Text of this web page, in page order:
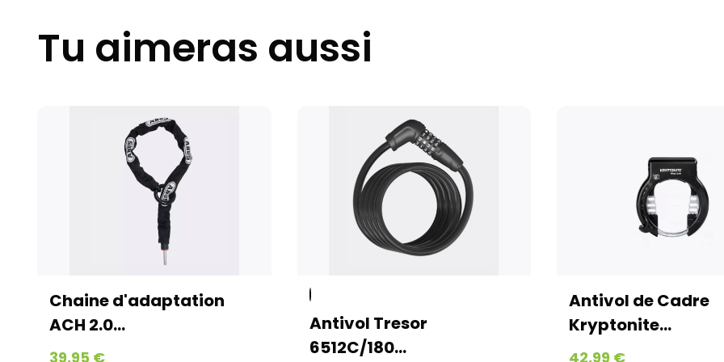
les vélos sur
Emballés avec
conçus pour
Colissimo en
où le produit
domicile. (Pas
et expédiés via
jours ouvrés
Tu aimeras aussi
d'adaptation
2.0...
Antivol Tresor
6512C/180...
Antivol de Cadre
Kryptonite...